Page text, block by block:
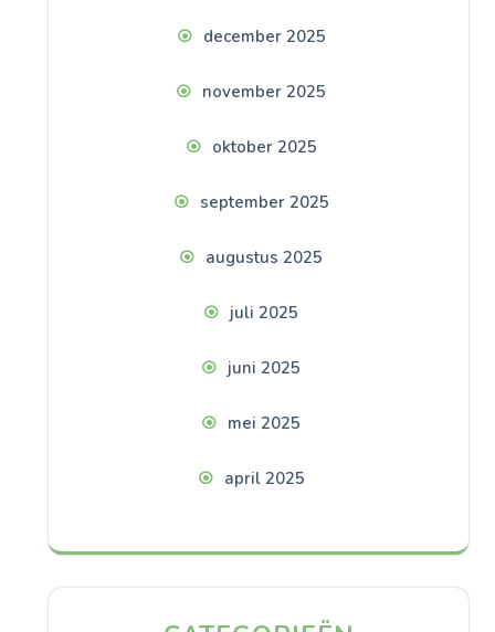
december 2025
november 2025
oktober 2025
september 2025
augustus 2025
juli 2025
juni 2025
mei 2025
april 2025